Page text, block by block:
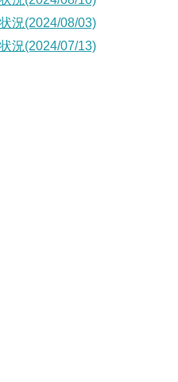
況(2024/08/03)
況(2024/07/13)